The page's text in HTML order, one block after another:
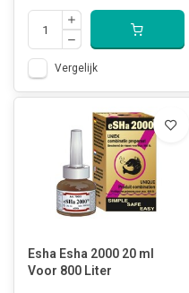
Vergelijk
Esha Esha 2000 20 ml
Voor 800 Liter